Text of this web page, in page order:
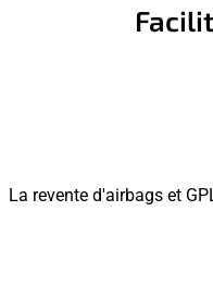
La revente d'airbags et